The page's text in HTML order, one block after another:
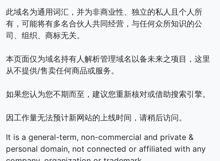
此域名为通用词汇，并为非商业性、独立的私人且个人所
有，可能将有多名合伙人共同经营，与任何众所知识的公
司、组织、商标无关。
本页面仅为域名持有人解析管理域名以备未来之项目，这里
从不提供/售卖任何商品或服务。
如果您认为您不期而至，建议您重新核对或借助搜索引擎。
因工作量无法预计新网站的上线时间，请稍后访问。
It is a general-term, non-commercial and private &
personal domain, not connected or affiliated with any